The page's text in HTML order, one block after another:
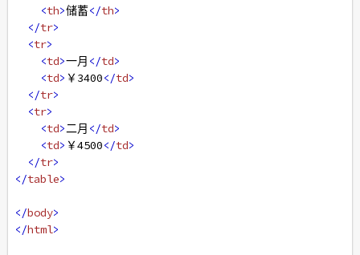
<th>储蓄</th>
</tr>
<tr>
<td>一月 </td>
<td> ￥3400</td>
</tr>
<tr>
<td>二月 </td>
<td> ￥4500</td>
</tr>
</table>
</body>
</html>